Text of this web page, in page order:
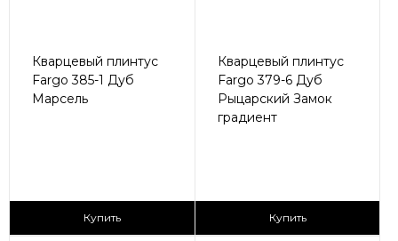
Кварцевый плинтус
Fargo 385-1 Дуб
Марсель
Купить
Кварцевый плинтус
Fargo 379-6 Дуб
Рыцарский Замок
градиент
Купить